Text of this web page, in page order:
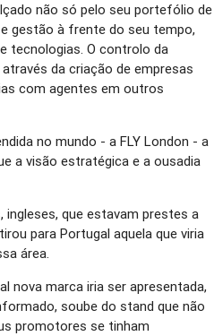
não só pelo seu portefólio de
gestão à frente do seu tempo,
tecnologias. O controlo da
da criação de empresas
com agentes em outros
no mundo - a FLY London - a
a visão estratégica e a ousadia
que estavam prestes a
para Portugal aquela que viria
área.
nova marca iria ser apresentada,
soube do stand que não
promotores se tinham